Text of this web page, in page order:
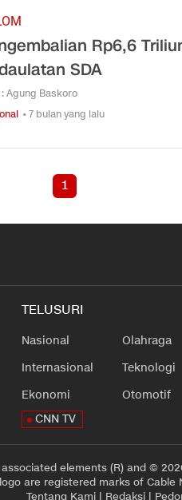
Rp6,6
SDA
: Agung Baskoro
• 7 bulan yang lalu
1
TELUSURI
Nasional
Internasional
Ekonomi
Olahraga
Teknologi
Otomotif
CNN TV
elements (R) and ©
are registered marks of
Tentang Kami | Redaksi |